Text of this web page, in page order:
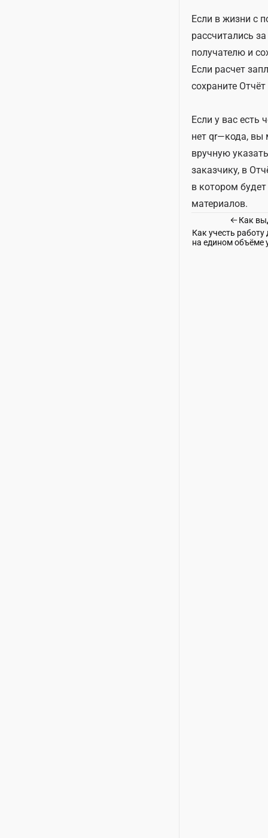
Если в жизни с
рассчитались
получателю и
Если расчет
сохраните
Если у вас есть
нет qr—кода, вы
вручную
заказчику, в
в котором
материалов.
Как
Как учесть работу
на едином объёме